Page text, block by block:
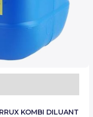
KOMBI DILUANT